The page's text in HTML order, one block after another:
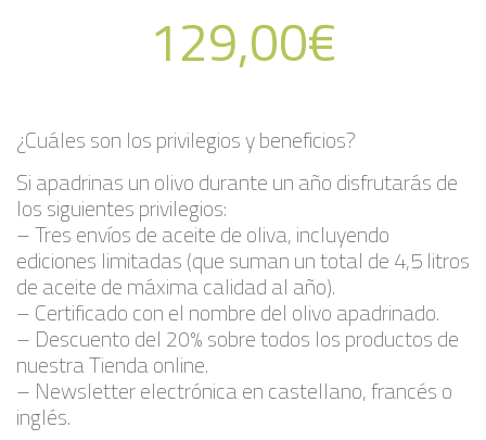
129,00€
¿Cuáles son los privilegios y beneficios?
Si apadrinas un olivo durante un año disfrutarás de
los siguientes privilegios:
– Tres envíos de aceite de oliva, incluyendo
ediciones limitadas (que suman un total de 4,5 litros
de aceite de máxima calidad al año).
– Certificado con el nombre del olivo apadrinado.
– Descuento del 20% sobre todos los productos de
nuestra Tienda online.
– Newsletter electrónica en castellano, francés o
inglés.